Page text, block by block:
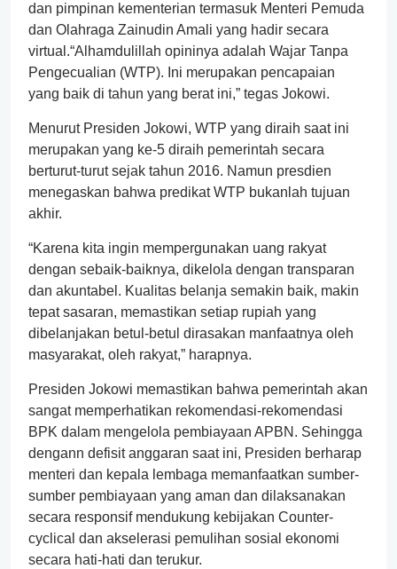
dan pimpinan kementerian termasuk Menteri Pemuda
dan Olahraga Zainudin Amali yang hadir secara
virtual.“Alhamdulillah opininya adalah Wajar Tanpa
Pengecualian (WTP). Ini merupakan pencapaian
yang baik di tahun yang berat ini,” tegas Jokowi.
Menurut Presiden Jokowi, WTP yang diraih saat ini
merupakan yang ke-5 diraih pemerintah secara
berturut-turut sejak tahun 2016. Namun presdien
menegaskan bahwa predikat WTP bukanlah tujuan
akhir.
“Karena kita ingin mempergunakan uang rakyat
dengan sebaik-baiknya, dikelola dengan transparan
dan akuntabel. Kualitas belanja semakin baik, makin
tepat sasaran, memastikan setiap rupiah yang
dibelanjakan betul-betul dirasakan manfaatnya oleh
masyarakat, oleh rakyat,” harapnya.
Presiden Jokowi memastikan bahwa pemerintah akan
sangat memperhatikan rekomendasi-rekomendasi
BPK dalam mengelola pembiayaan APBN. Sehingga
dengann defisit anggaran saat ini, Presiden berharap
menteri dan kepala lembaga memanfaatkan sumber-
sumber pembiayaan yang aman dan dilaksanakan
secara responsif mendukung kebijakan Counter-
cyclical dan akselerasi pemulihan sosial ekonomi
secara hati-hati dan terukur.